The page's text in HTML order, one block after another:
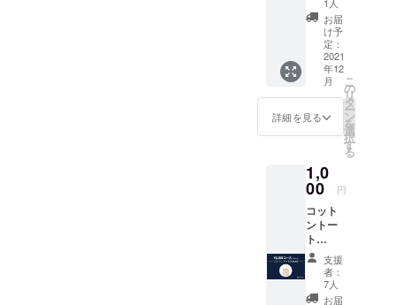
まる様な、
生活の中に
楽しみが増
える様な、
そんなサー
続けたく
を立ち上げ
ました。
メッ
セージ
付きの
ポスト
カード
●LOVL
UEオ
フィ
シャル
してい
ただい
た方の
名前 ※
支援
時、必
ず備考
欄にご
希望の
お名前
1人
お届
け予
定：
2021
年12
月
詳細を見る
こ
の
リ
タ
ー
ン
を
選
択
す
る
1,0
00 円
コット
ントー
ト
●LOVL
UEから
感謝の
メッ
支援
者：
7人
お届